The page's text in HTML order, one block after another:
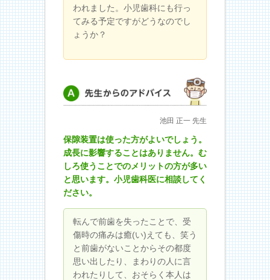
われました。小児歯科にも行っ
てみる予定ですがどうなのでし
ょうか？
先生からのアドバイス池田 正一 先生
保隙装置は使った方がよいでしょう。
成長に影響することはありません。む
しろ使うことでのメリットの方が多い
と思います。小児歯科医に相談してく
ださい。
転んで前歯を失ったことで、受
傷時の痛みは癒(い)えても、笑う
と前歯がないことからその都度
思い出したり、まわりの人に言
われたりして、おそらく本人は